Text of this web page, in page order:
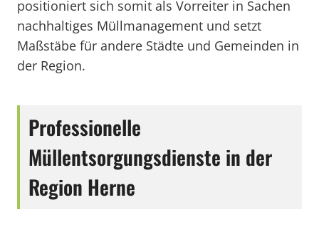
positioniert sich somit als Vorreiter in Sachen
nachhaltiges Müllmanagement und setzt
Maßstäbe für andere Städte und Gemeinden in
der Region.
Professionelle
Müllentsorgungsdienste in der
Region Herne